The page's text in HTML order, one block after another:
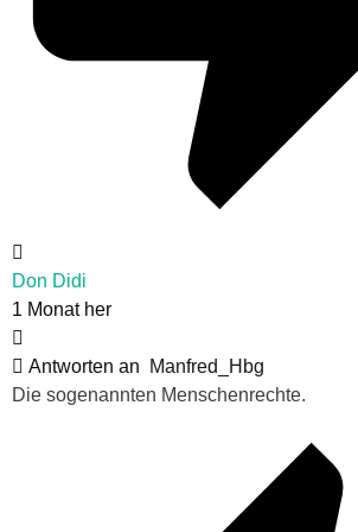
Don Didi
1 Monat her
Antworten an
Manfred_Hbg
Die sogenannten Menschenrechte.